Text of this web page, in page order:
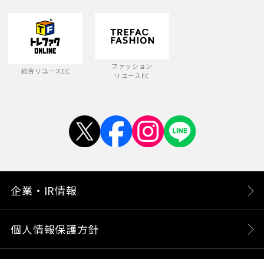
総合リユースEC
ファッション
リユースEC
企業・IR情報
個人情報保護方針